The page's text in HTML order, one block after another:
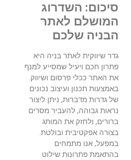
סיכום: השדרוג
המושלם לאתר
הבניה שלכם
גדר שיווקית לאתר בניה היא
פתרון חכם ויעיל שמסייע למנף
את האתר ככלי פרסום ושיווק.
באמצעות תכנון ועיצוב נכונים
של גדרות מדברות, ניתן ליצור
נראות גבוהה, להעביר מסרים
ברורים, ולחזק את המותג
בצורה אפקטיבית ובולטת.
במפעל, אנו מתמחים
בהתאמת פתרונות שילוט